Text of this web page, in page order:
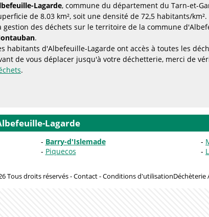
Lagarde, commune du département du Tarn-et-
de 8.03 km², soit une densité de 72,5 habitants/km².
gestion des déchets sur le territoire de la commune
.
habitants d'Albefeuille-Lagarde ont accès à toutes les
de vous déplacer jusqu'à votre déchetterie, merci de
.
Lagarde
Barry-d'Islemade
Piquecos
Tous droits réservés -Contact-Conditions d'utilisationDéchèterie